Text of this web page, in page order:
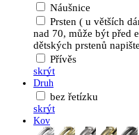
Náušnice
Prsten ( u větších
nad 70, může být před
dětských prstenů
Přívěs
skrýt
Druh
bez řetízku
skrýt
Kov